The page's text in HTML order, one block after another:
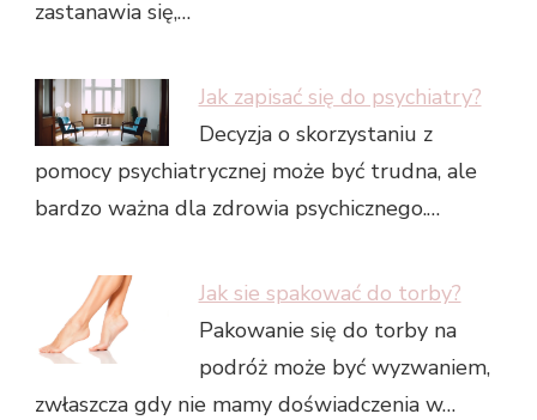
zastanawia się,…
Jak zapisać się do psychiatry?
Decyzja o skorzystaniu z
pomocy psychiatrycznej może być trudna, ale
bardzo ważna dla zdrowia psychicznego.…
Jak sie spakować do torby?
Pakowanie się do torby na
podróż może być wyzwaniem,
zwłaszcza gdy nie mamy doświadczenia w…